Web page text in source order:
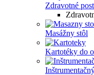
Zdravotné
Masážny stôl
Kartotéky do